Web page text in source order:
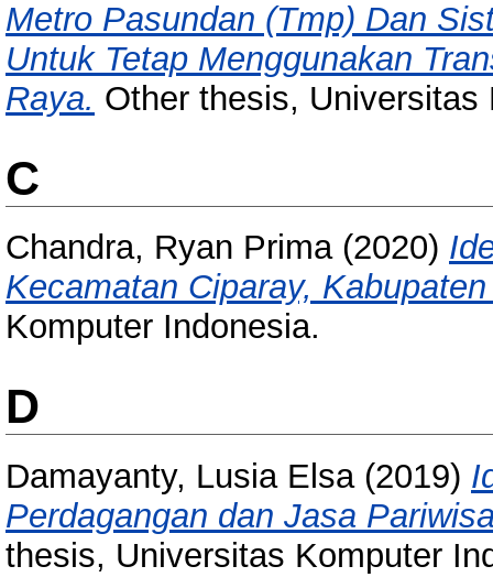
Metro Pasundan (Tmp) Dan
Untuk Tetap Menggunakan
Raya. Other thesis, Universitas
C
Chandra, Ryan Prima(2020)
Kecamatan Ciparay,
Komputer Indonesia.
D
Damayanty, Lusia Elsa(2019)
Perdagangan dan Jasa
thesis, Universitas Komputer